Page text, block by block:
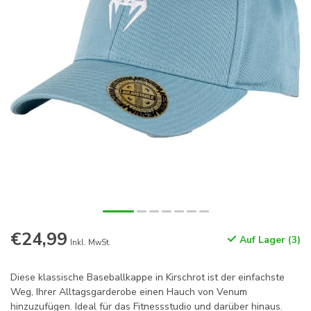
€24,99 Inkl. MwSt. Auf Lager (3)
Diese klassische Baseballkappe in Kirschrot ist der einfachste
Weg, Ihrer Alltagsgarderobe einen Hauch von Venum
hinzuzufügen. Ideal für das Fitnessstudio und darüber hinaus.